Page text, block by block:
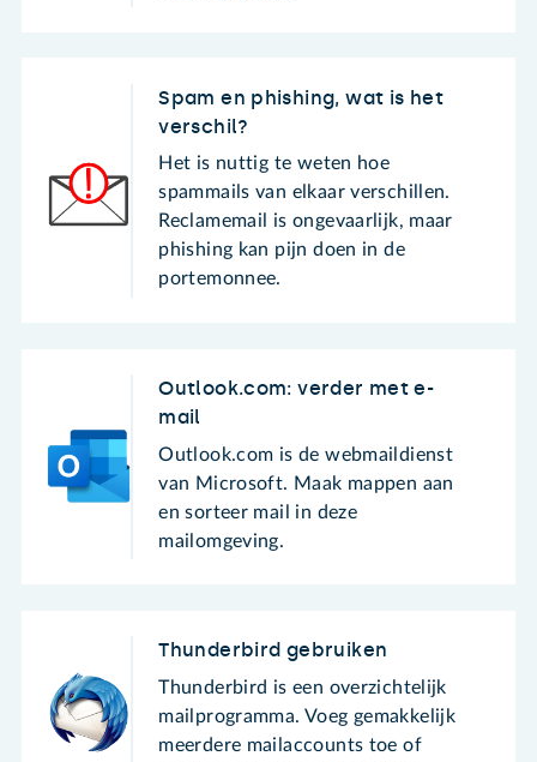
Spam en phishing, wat is het
verschil?
Het is nuttig te weten hoe
spammails van elkaar verschillen.
Reclamemail is ongevaarlijk, maar
phishing kan pijn doen in de
portemonnee.
Outlook.com: verder met e-
mail
Outlook.com is de webmaildienst
van Microsoft. Maak mappen aan
en sorteer mail in deze
mailomgeving.
Thunderbird gebruiken
Thunderbird is een overzichtelijk
mailprogramma. Voeg gemakkelijk
meerdere mailaccounts toe of